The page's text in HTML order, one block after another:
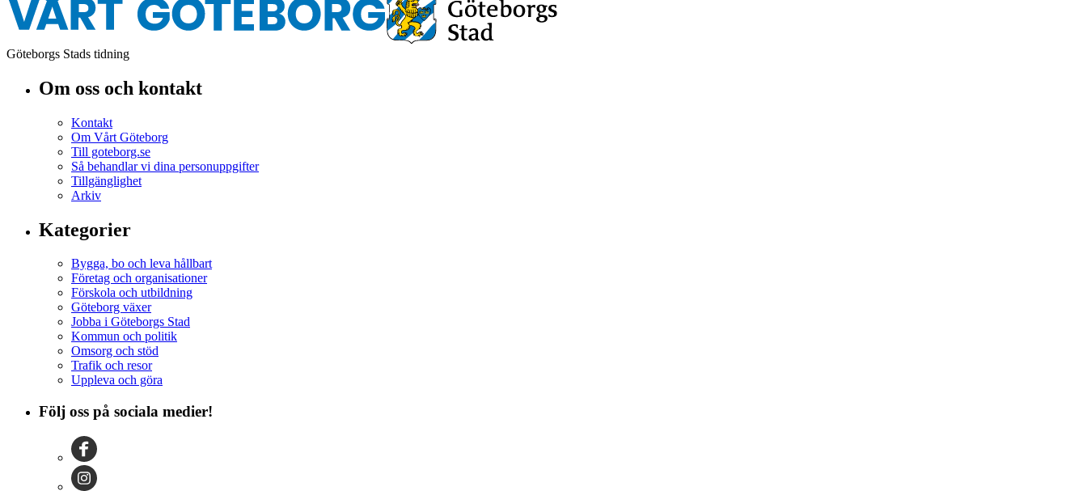
Göteborgs Stads tidning
Om oss och kontakt
Kontakt
Om Vårt Göteborg
Till goteborg.se
Så behandlar vi dina personuppgifter
Tillgänglighet
Arkiv
Kategorier
Bygga, bo och leva hållbart
Företag och organisationer
Förskola och utbildning
Göteborg växer
Jobba i Göteborgs Stad
Kommun och politik
Omsorg och stöd
Trafik och resor
Uppleva och göra
Följ oss på sociala medier!